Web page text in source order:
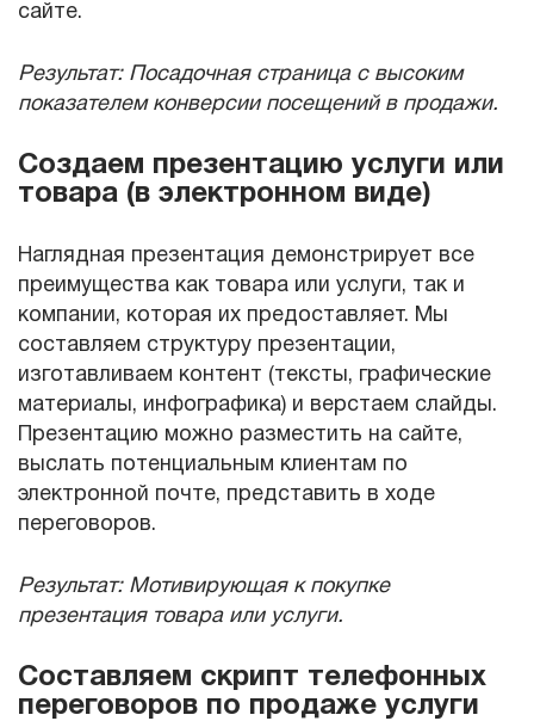
сайте.
Результат: Посадочная страница с высоким
показателем конверсии посещений в продажи.
Создаем презентацию услуги или
товара (в электронном виде)
Наглядная презентация демонстрирует все
преимущества как товара или услуги, так и
компании, которая их предоставляет. Мы
составляем структуру презентации,
изготавливаем контент (тексты, графические
материалы, инфографика) и верстаем слайды.
Презентацию можно разместить на сайте,
выслать потенциальным клиентам по
электронной почте, представить в ходе
переговоров.
Результат: Мотивирующая к покупке
презентация товара или услуги.
Составляем скрипт телефонных
переговоров по продаже услуги